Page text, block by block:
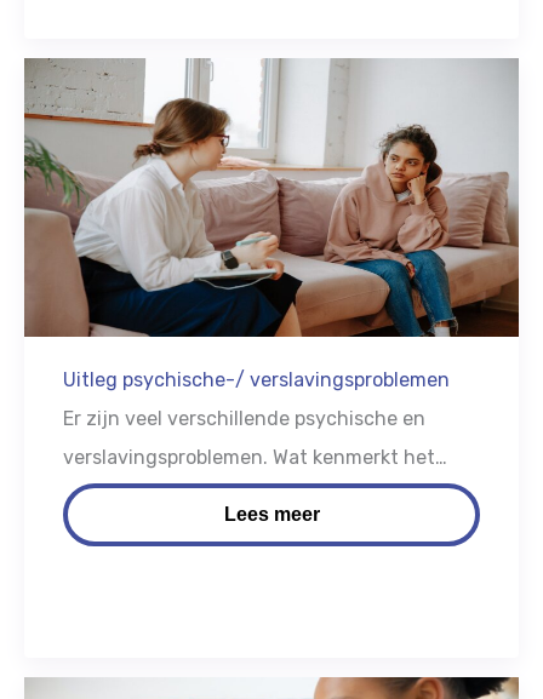
Uitleg psychische-/ verslavingsproblemen
Er zijn veel verschillende psychische en
verslavingsproblemen. Wat kenmerkt het
probleem die jouw ouder heeft?
Lees meer